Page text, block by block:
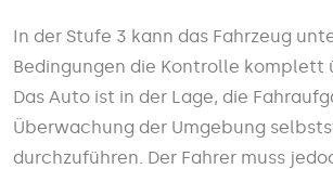
In der Stufe 3 kann das Fahrzeug
Bedingungen die Kontrolle komplett
Das Auto ist in der Lage, die
Überwachung der Umgebung
durchzuführen. Der Fahrer muss